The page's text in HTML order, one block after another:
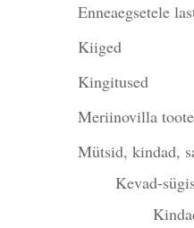
Enneaegsetele
Kiiged
Kingitused
Meriinovilla
Mütsid, kindad,
Kevad-